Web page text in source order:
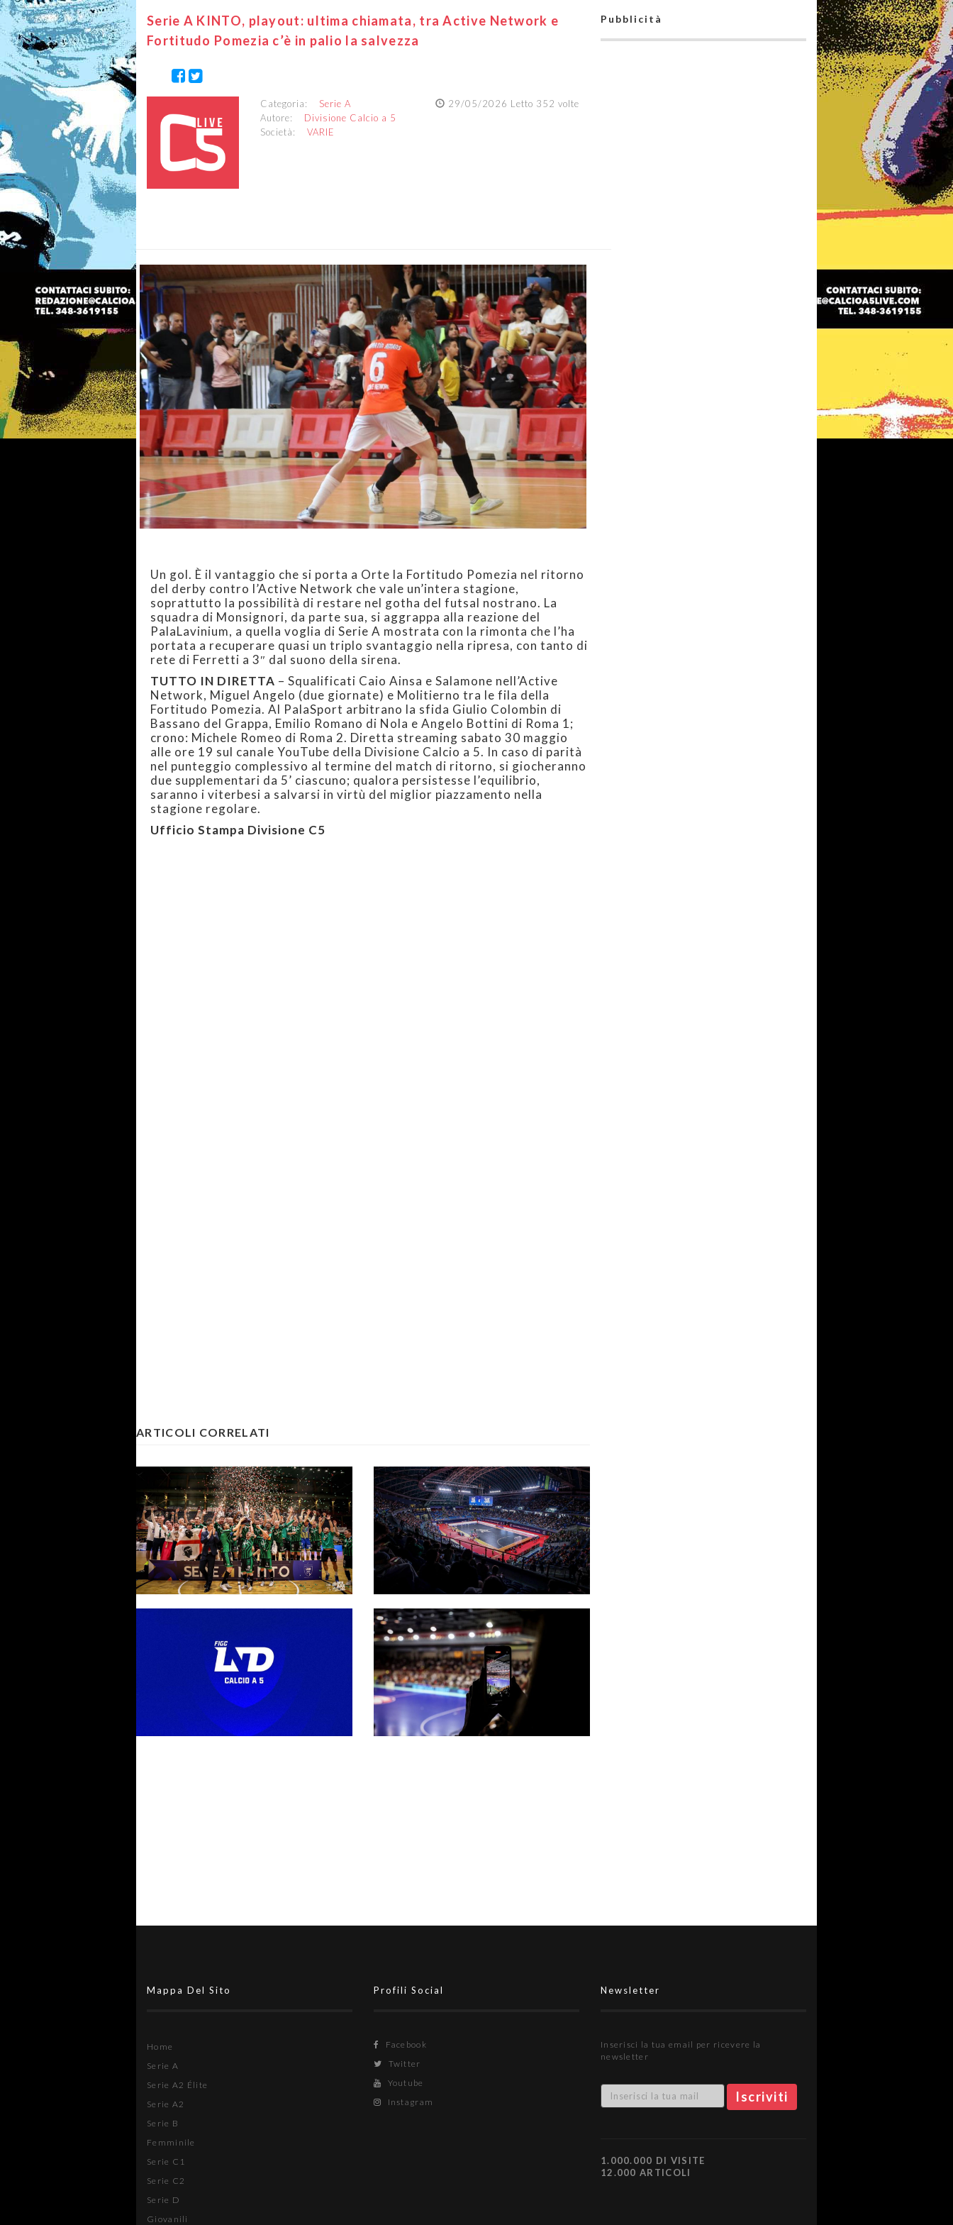
Serie A KINTO, playout: ultima chiamata, tra Active Network e
Fortitudo Pomezia c’è in palio la salvezza
29/05/2026 Letto 352 volte
Categoria: Serie A
Autore: Divisione Calcio a 5
Società: VARIE
Un gol. È il vantaggio che si porta a Orte la Fortitudo Pomezia nel ritorno
del derby contro l’Active Network che vale un’intera stagione,
soprattutto la possibilità di restare nel gotha del futsal nostrano. La
squadra di Monsignori, da parte sua, si aggrappa alla reazione del
PalaLavinium, a quella voglia di Serie A mostrata con la rimonta che l’ha
portata a recuperare quasi un triplo svantaggio nella ripresa, con tanto di
rete di Ferretti a 3″ dal suono della sirena.
TUTTO IN DIRETTA – Squalificati Caio Ainsa e Salamone nell’Active
Network, Miguel Angelo (due giornate) e Molitierno tra le fila della
Fortitudo Pomezia. Al PalaSport arbitrano la sfida Giulio Colombin di
Bassano del Grappa, Emilio Romano di Nola e Angelo Bottini di Roma 1;
crono: Michele Romeo di Roma 2. Diretta streaming sabato 30 maggio
alle ore 19 sul canale YouTube della Divisione Calcio a 5. In caso di parità
nel punteggio complessivo al termine del match di ritorno, si giocheranno
due supplementari da 5’ ciascuno; qualora persistesse l’equilibrio,
saranno i viterbesi a salvarsi in virtù del miglior piazzamento nella
stagione regolare.
Ufficio Stampa Divisione C5
ARTICOLI CORRELATI
Serie A maschile 26-27, la regina
L84 e le altre 13 partecipanti. Fra
queste c’è l’Active
Secondo extracomunitario in Serie
A, Castiglia: “Più competitività
Pubblicità
Mappa Del Sito
Home
Serie A
Serie A2 Élite
Serie A2
Serie B
Femminile
Serie C1
Serie C2
Serie D
Giovanili
Profili Social
Facebook
Twitter
Youtube
Instagram
Newsletter
Inserisci la tua email per ricevere la
newsletter
1.000.000 DI VISITE
12.000 ARTICOLI